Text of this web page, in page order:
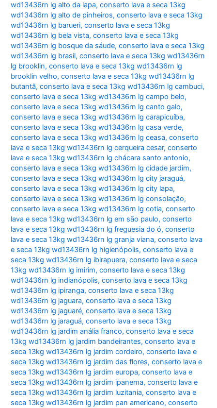
wd13436rn lg alto da lapa,conserto lava e seca 13kg
wd13436rn lg alto de pinheiros,conserto lava e seca 13kg
wd13436rn lg barueri,conserto lava e seca 13kg
wd13436rn lg bela vista,conserto lava e seca 13kg
wd13436rn lg bosque da sáude,conserto lava e seca 13kg
wd13436rn lg brasil,conserto lava e seca 13kg wd13436rn
lg brooklin,conserto lava e seca 13kg wd13436rn lg
brooklin velho,conserto lava e seca 13kg wd13436rn lg
butantã,conserto lava e seca 13kg wd13436rn lg cambuci,
conserto lava e seca 13kg wd13436rn lg campo belo,
conserto lava e seca 13kg wd13436rn lg canto galo,
conserto lava e seca 13kg wd13436rn lg carapicuíba,
conserto lava e seca 13kg wd13436rn lg casa verde,
conserto lava e seca 13kg wd13436rn lg ceasa,conserto
lava e seca 13kg wd13436rn lg cerqueira cesar,conserto
lava e seca 13kg wd13436rn lg chácara santo antonio,
conserto lava e seca 13kg wd13436rn lg cidade jardim,
conserto lava e seca 13kg wd13436rn lg city jaraguá,
conserto lava e seca 13kg wd13436rn lg city lapa,
conserto lava e seca 13kg wd13436rn lg consolação,
conserto lava e seca 13kg wd13436rn lg cotia,conserto
lava e seca 13kg wd13436rn lg em são paulo,conserto
lava e seca 13kg wd13436rn lg freguesia do ó,conserto
lava e seca 13kg wd13436rn lg granja viana,conserto lava
e seca 13kg wd13436rn lg higienópolis,conserto lava e
seca 13kg wd13436rn lg ibirapuera,conserto lava e seca
13kg wd13436rn lg imirim,conserto lava e seca 13kg
wd13436rn lg indianópolis,conserto lava e seca 13kg
wd13436rn lg ipiranga,conserto lava e seca 13kg
wd13436rn lg jaguara,conserto lava e seca 13kg
wd13436rn lg jaguaré,conserto lava e seca 13kg
wd13436rn lg jaraguá,conserto lava e seca 13kg
wd13436rn lg jardim anália franco,conserto lava e seca
13kg wd13436rn lg jardim bandeirantes,conserto lava e
seca 13kg wd13436rn lg jardim cordeiro,conserto lava e
seca 13kg wd13436rn lg jardim das flores,conserto lava e
seca 13kg wd13436rn lg jardim europa,conserto lava e
seca 13kg wd13436rn lg jardim ipanema,conserto lava e
seca 13kg wd13436rn lg jardim luzitania,conserto lava e
seca 13kg wd13436rn lg jardim pan americano,conserto